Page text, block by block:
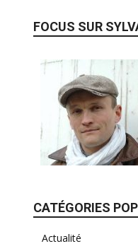
FOCUS SUR
CATÉGORIES
Actualité